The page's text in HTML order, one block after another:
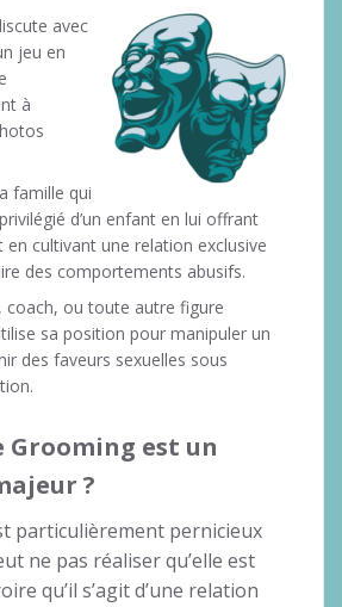
avec
jeu en
à
famille qui
privilégié d’un enfant en lui offrant
en cultivant une relation exclusive
des comportements abusifs.
coach, ou toute autre figure
sa position pour manipuler un
des faveurs sexuelles sous
Grooming est un
?
particulièrement pernicieux
ne pas réaliser qu’elle est
qu’il s’agit d’une relation